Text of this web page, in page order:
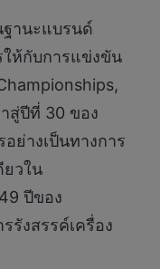
ฐานะแบรนด์
ให้กับการแข่งขัน
สู่ปีที่ 30 ของ
ย่างเป็นทางการ
ยวใน
ปีของ
รังสรรค์เครื่อง